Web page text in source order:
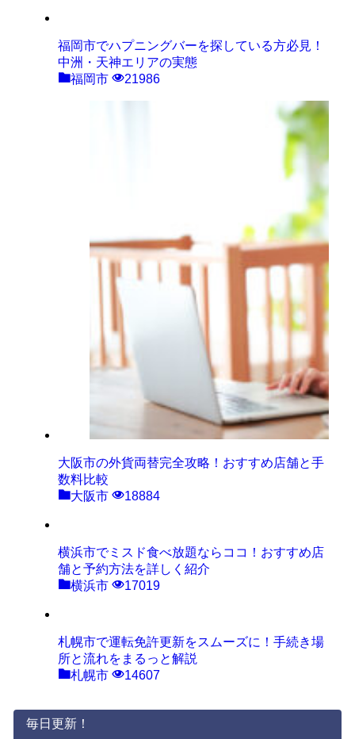
福岡市でハプニングバーを探している方必見！
中洲・天神エリアの実態
福岡市
21986
大阪市の外貨両替完全攻略！おすすめ店舗と手
数料比較
大阪市
18884
横浜市でミスド食べ放題ならココ！おすすめ店
舗と予約方法を詳しく紹介
横浜市
17019
札幌市で運転免許更新をスムーズに！手続き場
所と流れをまるっと解説
札幌市
14607
毎日更新！